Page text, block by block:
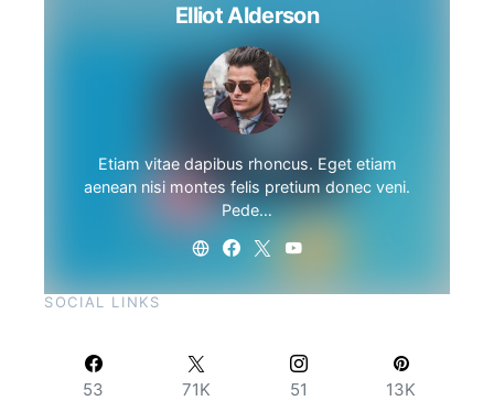
Elliot Alderson
Etiam vitae dapibus rhoncus. Eget etiam
aenean nisi montes felis pretium donec veni.
Pede…
SOCIAL LINKS
53 71K 51 13K